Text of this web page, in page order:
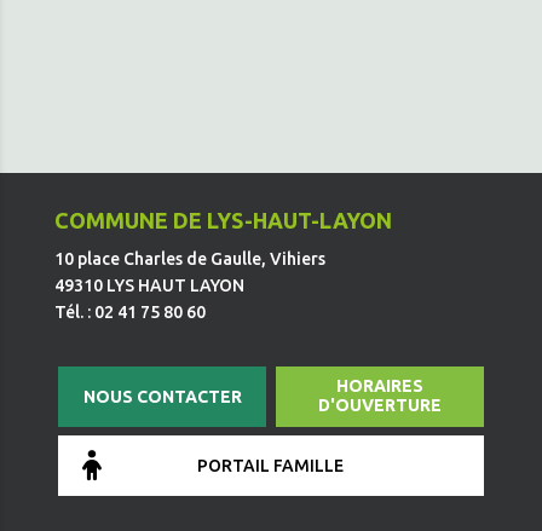
COMMUNE DE LYS-HAUT-LAYON
10 place Charles de Gaulle, Vihiers
49310 LYS HAUT LAYON
Tél. : 02 41 75 80 60
NOUS CONTACTER
HORAIRES
D'OUVERTURE
PORTAIL FAMILLE